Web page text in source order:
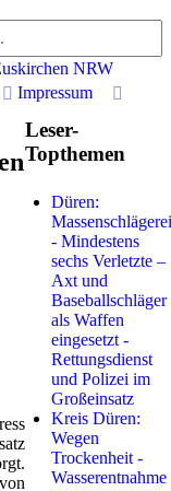
NRW
Impressum
Leser-
Topthemen
Düren:
Massenschlägerei
- Mindestens
sechs Verletzte –
Axt und
Baseballschläger
als Waffen
eingesetzt -
Rettungsdienst
und Polizei im
Großeinsatz
Kreis Düren:
Wegen
Trockenheit -
Wasserentnahme